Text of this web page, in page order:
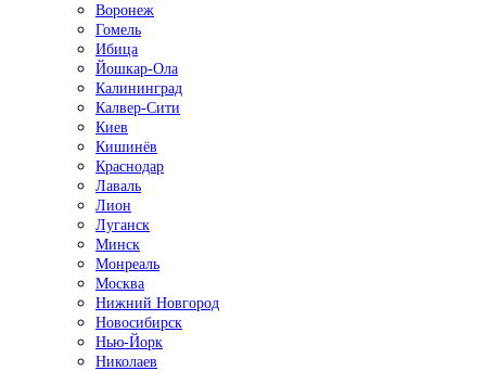
Воронеж
Гомель
Ибица
Йошкар-Ола
Калининград
Калвер-Сити
Киев
Кишинёв
Краснодар
Лаваль
Лион
Луганск
Минск
Монреаль
Москва
Нижний Новгород
Новосибирск
Нью-Йорк
Николаев